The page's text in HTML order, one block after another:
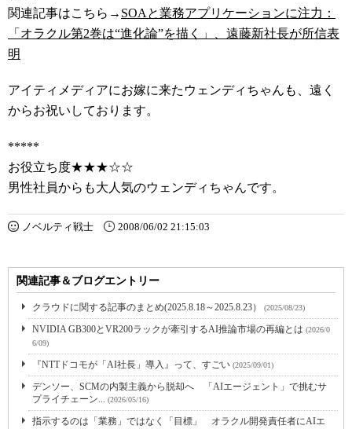
関連記事はこちら→ SOAと業務アプリケーションに注力：
「オラクル第2巻は“進化論”を描く」、遠藤新社長が所信表
明
アイティメディアにお嫁に来たウェンディちゃんも、遠く
からお祝いしております。
*****
お役立ち度★★★☆☆
男性社員からも大人気のウェンディちゃんです。
ノベルティ戦士 2008/06/02 21:15:03
関連記事＆ブログエントリー
クラウドに関する記事のまとめ(2025.8.18～2025.8.23） (2025/08/23)
NVIDIA GB300とVR200ラックが牽引するAI推論市場の再編とは (2026/0
6/09)
『NTTドコモが「AI社長」導入』って、すごい (2025/09/01)
デンソー、SCMの内製主義から脱却へ 「AIエージェント」で挑むサ
プライチェーン... (2026/05/16)
指示するのは「業務」ではなく「目標」 オラクル開発責任者にAIエ